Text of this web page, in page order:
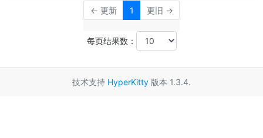
← 更新 1 更旧 →
每页结果数：
技术支持 HyperKitty 版本 1.3.4.